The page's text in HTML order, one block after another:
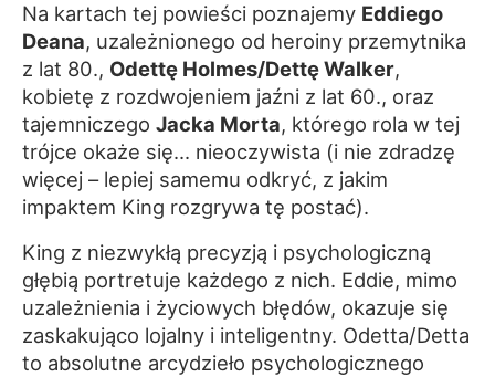
Na kartach tej powieści poznajemy Eddiego
Deana, uzależnionego od heroiny przemytnika
z lat 80., Odettę Holmes/Dettę Walker,
kobietę z rozdwojeniem jaźni z lat 60., oraz
tajemniczego Jacka Morta, którego rola w tej
trójce okaże się... nieoczywista (i nie zdradzę
więcej – lepiej samemu odkryć, z jakim
impaktem King rozgrywa tę postać).
King z niezwykłą precyzją i psychologiczną
głębią portretuje każdego z nich. Eddie, mimo
uzależnienia i życiowych błędów, okazuje się
zaskakująco lojalny i inteligentny. Odetta/Detta
to absolutne arcydzieło psychologicznego